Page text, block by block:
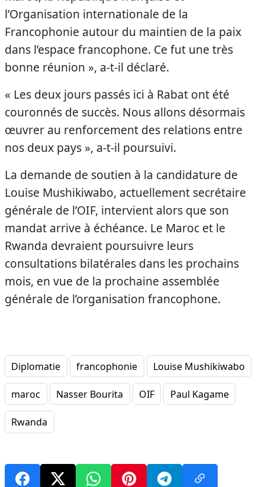
l’Organisation internationale de la
Francophonie autour du maintien de la paix
dans l’espace francophone. Ce fut une très
bonne réunion », a-t-il déclaré.
« Les deux jours passés ici à Rabat ont été
couronnés de succès. Nous allons désormais
œuvrer au renforcement des relations entre
nos deux pays », a-t-il poursuivi.
La demande de soutien à la candidature de
Louise Mushikiwabo, actuellement secrétaire
générale de l’OIF, intervient alors que son
mandat arrive à échéance. Le Maroc et le
Rwanda devraient poursuivre leurs
consultations bilatérales dans les prochains
mois, en vue de la prochaine assemblée
générale de l’organisation francophone.
Diplomatie francophonie Louise Mushikiwabo
maroc Nasser Bourita OIF Paul Kagame
Rwanda